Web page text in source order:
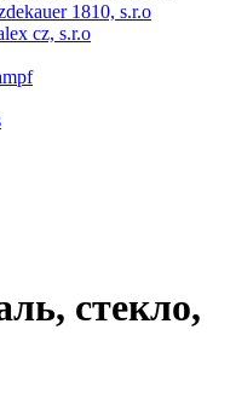
1810, s.r.o
cz, s.r.o
стекло,